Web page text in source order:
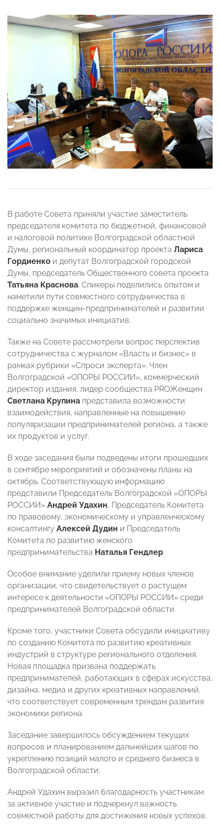
В работе Совета приняли участие заместитель
председателя комитета по бюджетной, финансовой
и налоговой политике Волгоградской областной
Думы, региональный координатор проекта Лариса
Гордиенко и депутат Волгоградской городской
Думы, председатель Общественного совета проекта
Татьяна Краснова. Спикеры поделились опытом и
наметили пути совместного сотрудничества в
поддержке женщин-предпринимателей и развитии
социально значимых инициатив.
Также на Совете рассмотрели вопрос перспектив
сотрудничества с журналом «Власть и бизнес» в
рамках рубрики «Спроси эксперта». Член
Волгоградской «ОПОРЫ РОССИИ», коммерческий
директор издания, лидер сообщества PROЖенщин
Светлана Крупина представила возможности
взаимодействия, направленные на повышение
популяризации предпринимателей региона, а также
их продуктов и услуг.
В ходе заседания были подведены итоги прошедших
в сентябре мероприятий и обозначены планы на
октябрь. Соответствующую информацию
представили Председатель Волгоградской «ОПОРЫ
РОССИИ» Андрей Удахин, Председатель Комитета
по правовому, экономическому и управленческому
консалтингу Алексей Дудин и Председатель
Комитета по развитию женского
предпринимательства Наталья Гендлер.
Особое внимание уделили приему новых членов
организации, что свидетельствует о растущем
интересе к деятельности «ОПОРЫ РОССИИ» среди
предпринимателей Волгоградской области.
Кроме того, участники Совета обсудили инициативу
по созданию Комитета по развитию креативных
индустрий в структуре регионального отделения.
Новая площадка призвана поддержать
предпринимателей, работающих в сферах искусства,
дизайна, медиа и других креативных направлений,
что соответствует современным трендам развития
экономики региона.
Заседание завершилось обсуждением текущих
вопросов и планированием дальнейших шагов по
укреплению позиций малого и среднего бизнеса в
Волгоградской области.
Андрей Удахин выразил благодарность участникам
за активное участие и подчеркнул важность
совместной работы для достижения новых успехов.